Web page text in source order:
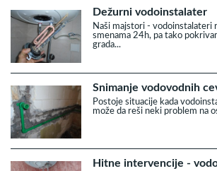
Dežurni vodoinstalater
Naši majstori - vodoinstalateri
smenama 24h, pa tako
grada...
Snimanje vodovodnih
Postoje situacije kada
može da reši neki problem na
Hitne intervencije -